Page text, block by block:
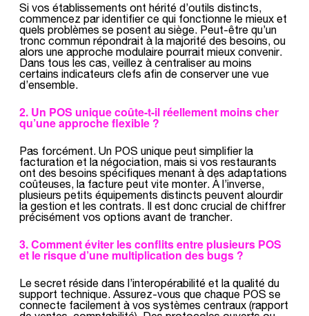
Si vos établissements ont hérité d’outils distincts,
commencez par identifier ce qui fonctionne le mieux et
quels problèmes se posent au siège. Peut-être qu’un
tronc commun répondrait à la majorité des besoins, ou
alors une approche modulaire pourrait mieux convenir.
Dans tous les cas, veillez à centraliser au moins
certains indicateurs clefs afin de conserver une vue
d’ensemble.
2. Un POS unique coûte-t-il réellement moins cher
qu’une approche flexible ?
Pas forcément. Un POS unique peut simplifier la
facturation et la négociation, mais si vos restaurants
ont des besoins spécifiques menant à des adaptations
coûteuses, la facture peut vite monter. À l’inverse,
plusieurs petits équipements distincts peuvent alourdir
la gestion et les contrats. Il est donc crucial de chiffrer
précisément vos options avant de trancher.
3. Comment éviter les conflits entre plusieurs POS
et le risque d’une multiplication des bugs ?
Le secret réside dans l’interopérabilité et la qualité du
support technique. Assurez-vous que chaque POS se
connecte facilement à vos systèmes centraux (rapport